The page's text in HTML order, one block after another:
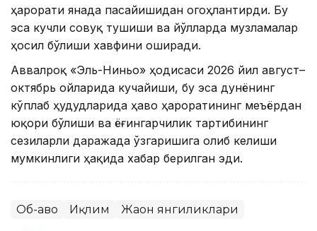
ҳарорати янада пасайишидан огоҳлантирди. Бу
эса кучли совуқ тушиши ва йўлларда музламалар
ҳосил бўлиши хавфини оширади.
Аввалроқ «Эль-Ниньо» ҳодисаси 2026 йил август–
октябрь ойларида кучайиши, бу эса дунёнинг
кўплаб ҳудудларида ҳаво ҳароратининг меъёрдан
юқори бўлиши ва ёғингарчилик тартибининг
сезиларли даражада ўзгаришига олиб келиши
мумкинлиги ҳақида хабар берилган эди.
Об-ҳаво Иқлим Жаҳон янгиликлари